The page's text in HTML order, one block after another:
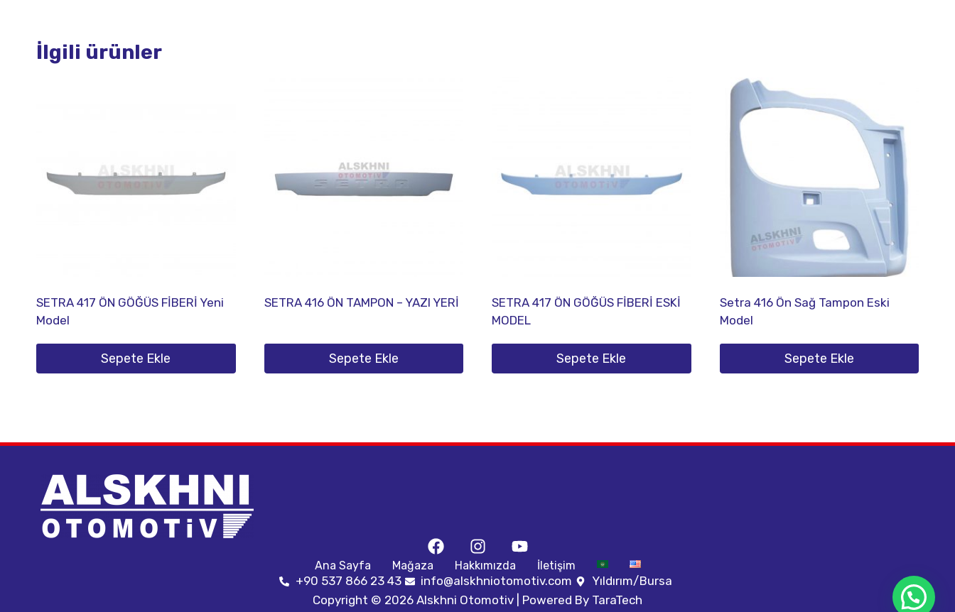
İlgili ürünler
SETRA 417 ÖN GÖĞÜS FİBERİ Yeni
Model
Sepete Ekle
SETRA 416 ÖN TAMPON – YAZI YERİ
Sepete Ekle
SETRA 417 ÖN GÖĞÜS FİBERİ ESKİ
MODEL
Sepete Ekle
Setra 416 Ön Sağ Tampon Eski
Model
Sepete Ekle
Ana Sayfa Mağaza Hakkımızda İletişim
+90 537 866 23 43 info@alskhniotomotiv.com
Yıldırım/Bursa
Copyright © 2026 Alskhni Otomotiv | Powered By TaraTech